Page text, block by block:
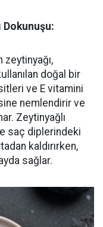
Dokunuşu:
zeytinyağı,
doğal bir
ve E vitamini
nemlendirir ve
Zeytinyağlı
saç diplerindeki
kaldırırken,
sağlar.